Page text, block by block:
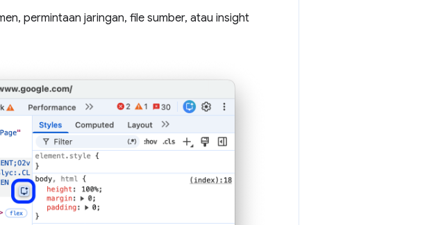
permintaan jaringan, file sumber, atau insight